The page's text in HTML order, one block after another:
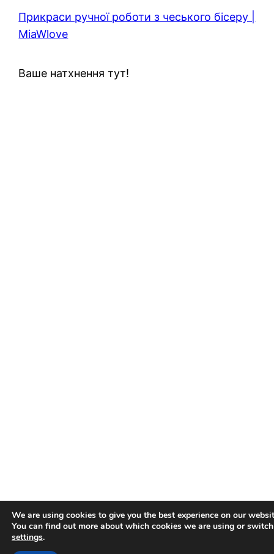
Прикраси ручної роботи з чеського бісеру |
MiaWlove
Ваше натхнення тут!
We are using cookies to give you the best experience on our
You can find out more about which cookies we are using or
settings.